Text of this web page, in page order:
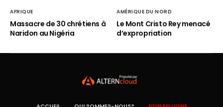
AFRIQUE
Massacre de 30 chrétiens à
Naridon au Nigéria
AMÉRIQUE DU NORD
Le Mont Cristo Rey menacé
d’expropriation